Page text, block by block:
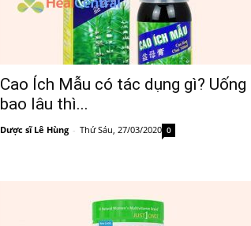
Cao Ích Mẫu có tác dụng gì? Uống
bao lâu thì...
Dược sĩ Lê Hùng - Thứ Sáu, 27/03/2020 0